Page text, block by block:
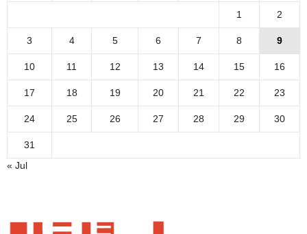
1 2
3 4 5 6 7 8 9
10 11 12 13 14 15 16
17 18 19 20 21 22 23
24 25 26 27 28 29 30
31
« Jul